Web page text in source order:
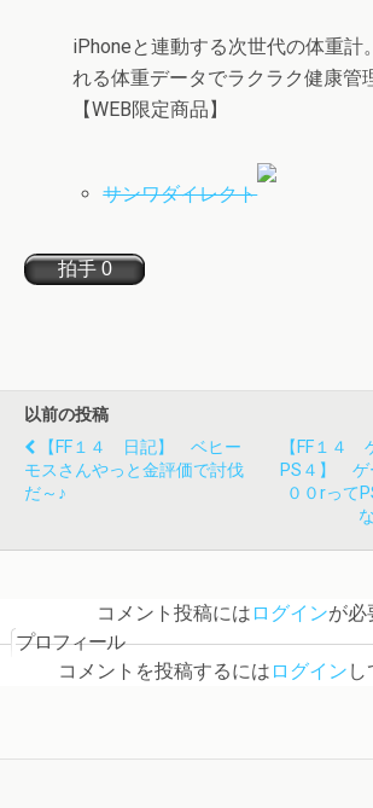
iPhoneと連動する次世代の体重計
れる体重データでラクラク健康管
【WEB限定商品】
サンワダイレクト
以前の投稿
【FF１４ 日記】 ベヒー
モスさんやっと金評価で討伐
だ～♪
【FF１４
PS４】 ゲ
００rって
コメント投稿には ログインが必
プロフィール
コメントを投稿するには ログイン し